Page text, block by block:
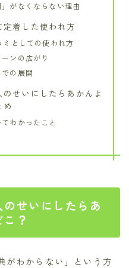
」がなくならない理由
着した使われ方
としての使われ方
ンの広がり
の展開
せいにしたらあかんよ
わかったこと
のせいにしたらあ
？
がわからない」という方